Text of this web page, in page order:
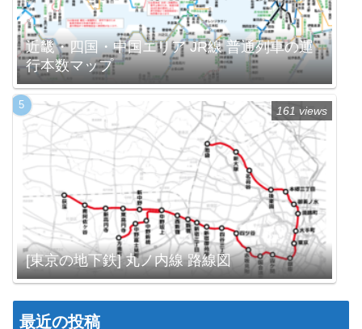
近畿・四国・中国エリア JR線 普通列車の運
行本数マップ
[東京の地下鉄] 丸ノ内線 路線図
161 views
最近の投稿